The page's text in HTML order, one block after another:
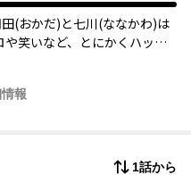
(おかだ)と七川(ななかわ)は
笑いなど、とにかくハッピ
報
1話から